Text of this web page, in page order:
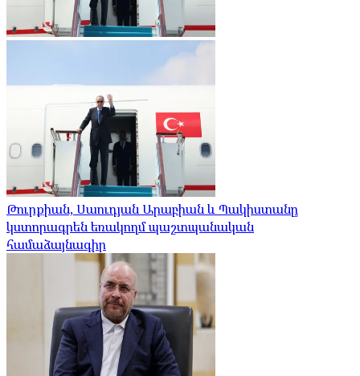
Թուրքիան, Սաուդյան Արաբիան և Պակիստանը
կստորագրեն եռակողմ պաշտպանական
համաձայնագիր